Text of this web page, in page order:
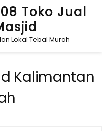
Toko Jual
Lokal Tebal Murah
Kalimantan